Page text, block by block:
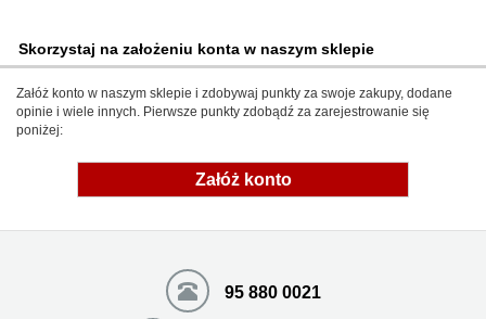
Skorzystaj na założeniu konta w naszym sklepie
Załóż konto w naszym sklepie i zdobywaj punkty za swoje zakupy, dodane
opinie i wiele innych. Pierwsze punkty zdobądź za zarejestrowanie się
poniżej:
Załóż konto
95 880 0021